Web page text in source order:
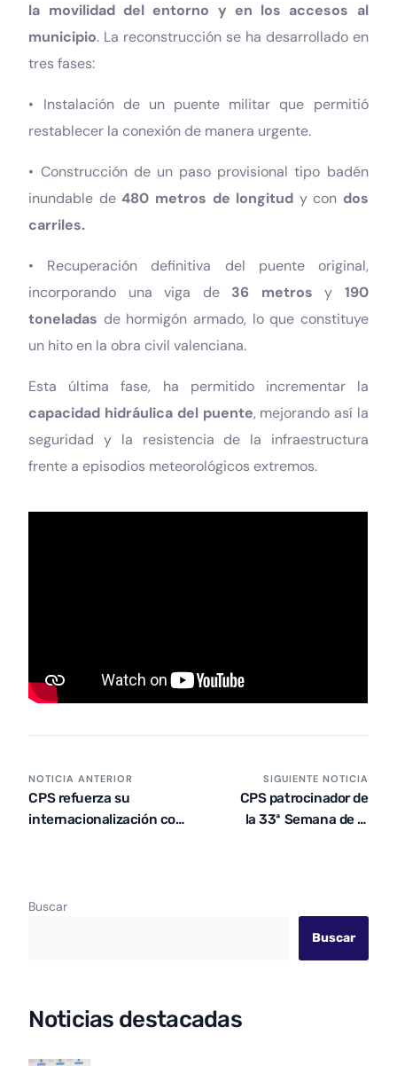
la movilidad del entorno y en los accesos al
municipio. La reconstrucción se ha desarrollado en
tres fases:
• Instalación de un puente militar que permitió
restablecer la conexión de manera urgente.
• Construcción de un paso provisional tipo badén
inundable de480 metros de longitud y con dos
carriles.
• Recuperación definitiva del puente original,
incorporando una viga de 36 metros y 190
toneladas de hormigón armado, lo que constituye
un hito en la obra civil valenciana.
Esta última fase, ha permitido incrementar la
capacidad hidráulica del puente, mejorando así la
seguridad y la resistencia de la infraestructura
frente a episodios meteorológicos extremos.
NOTICIA ANTERIOR
CPS refuerza su
internacionalización con
SIGUIENTE NOTICIA
CPS patrocinador de
la 33ª Semana de la
Buscar
Buscar
Noticias destacadas